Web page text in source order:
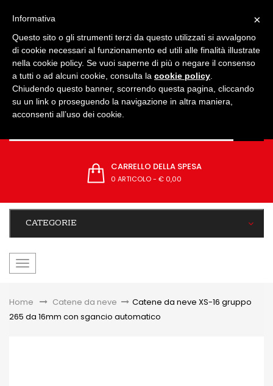
CARRELLO DELLA SPESA
0 ARTICOLO- € 0,00
CATEGORIE
navigazione
Home &gt;Catene da neve > Catene da neve XS-16 gruppo
265 da 16mm con sgancio automatico
×
Informativa
Questo sito o gli strumenti terzi da questo utilizzati si avvalgono
di cookie necessari al funzionamento ed utili alle finalità illustrate
nella cookie policy. Se vuoi saperne di più o negare il consenso
a tutti o ad alcuni cookie, consulta la cookie policy
Chiudendo questo banner, scorrendo questa pagina, cliccando
su un link o proseguendo la navigazione in altra maniera,
acconsenti all’uso dei cookie.